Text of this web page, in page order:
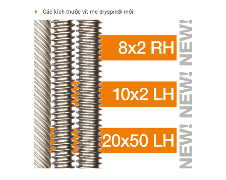
Các kích thước vít me dryspin® mới